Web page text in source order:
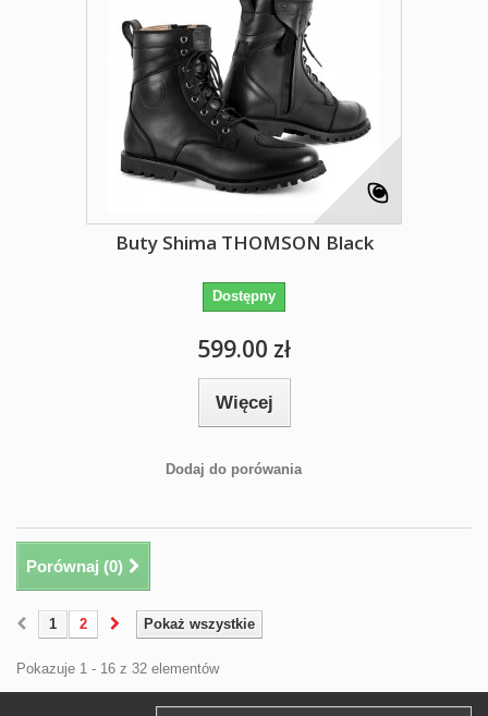
Buty Shima THOMSON Black
Dostępny
599.00 zł
Więcej
Dodaj do porówania
Porównaj (0)
Pokaż wszystkie
1 2
Pokazuje 1 - 16 z 32 elementów